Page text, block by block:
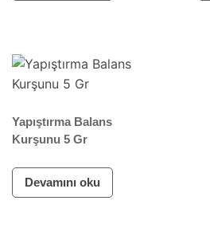
Yapıştırma Balans
Kurşunu 5 Gr
Devamını oku